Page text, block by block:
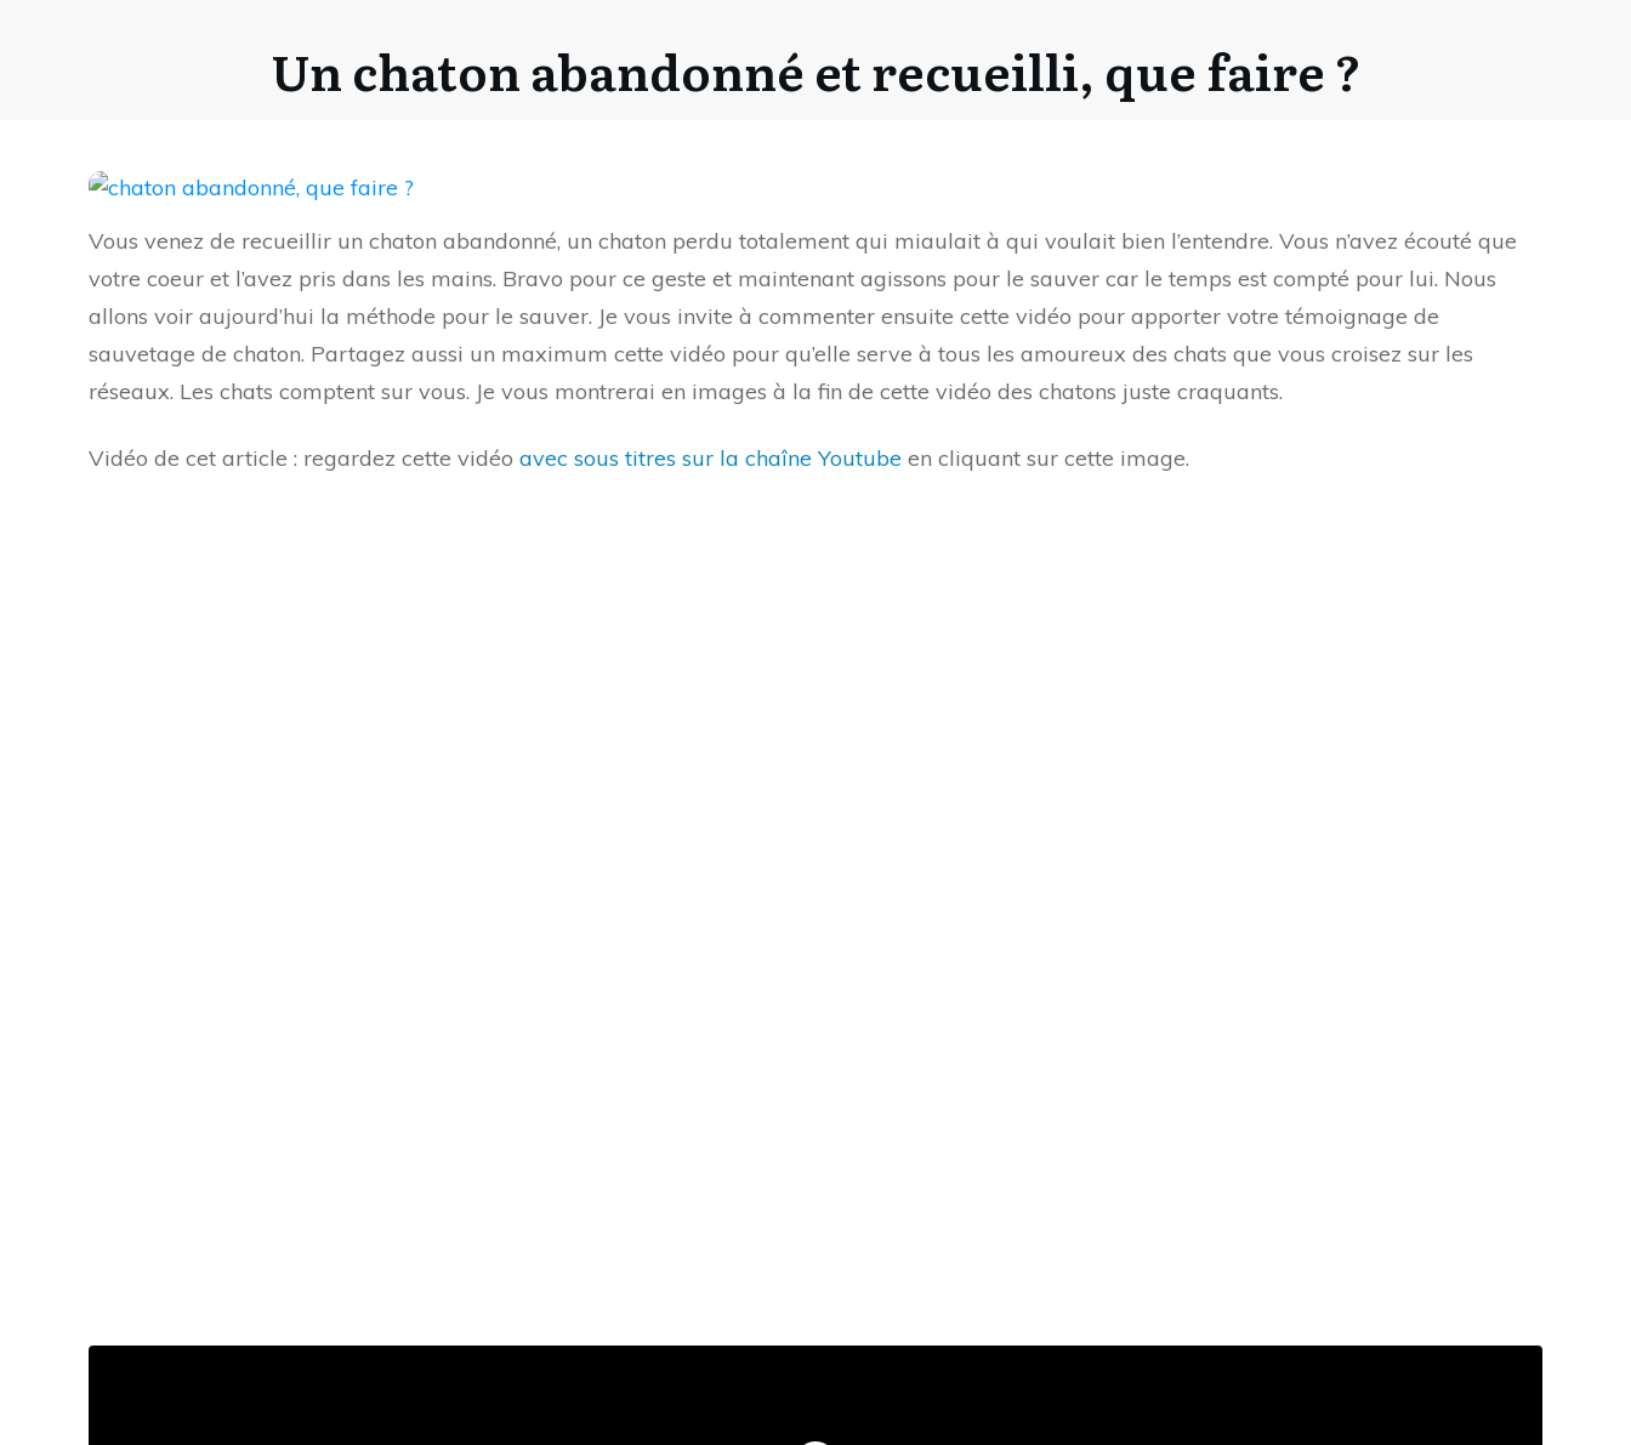
Un chaton abandonné et recueilli, que faire ?
Vous venez de recueillir un chaton abandonné, un chaton perdu totalement qui miaulait à qui voulait bien l’entendre. Vous n’avez écouté que
votre coeur et l’avez pris dans les mains. Bravo pour ce geste et maintenant agissons pour le sauver car le temps est compté pour lui. Nous
allons voir aujourd’hui la méthode pour le sauver. Je vous invite à commenter ensuite cette vidéo pour apporter votre témoignage de
sauvetage de chaton. Partagez aussi un maximum cette vidéo pour qu’elle serve à tous les amoureux des chats que vous croisez sur les
réseaux. Les chats comptent sur vous. Je vous montrerai en images à la fin de cette vidéo des chatons juste craquants.
Vidéo de cet article : regardez cette vidéoavec sous titres sur la chaîne Youtube en cliquant sur cette image.